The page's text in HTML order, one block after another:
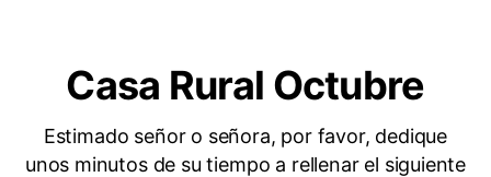
Casa Rural Octubre
Estimado señor o señora, por favor, dedique
unos minutos de su tiempo a rellenar el siguiente